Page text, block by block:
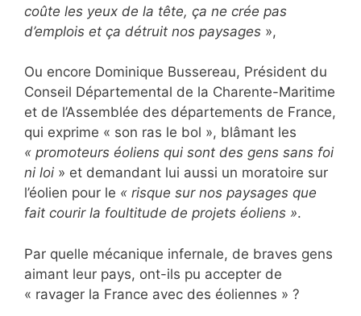
coûte les yeux de la tête, ça ne crée pas
d’emplois et ça détruit nos paysages »,
Ou encore Dominique Bussereau, Président du
Conseil Départemental de la Charente-Maritime
et de l’Assemblée des départements de France,
qui exprime « son ras le bol », blâmant les
« promoteurs éoliens qui sont des gens sans foi
ni loi » et demandant lui aussi un moratoire sur
l’éolien pour le « risque sur nos paysages que
fait courir la foultitude de projets éoliens ».
Par quelle mécanique infernale, de braves gens
aimant leur pays, ont-ils pu accepter de
« ravager la France avec des éoliennes » ?